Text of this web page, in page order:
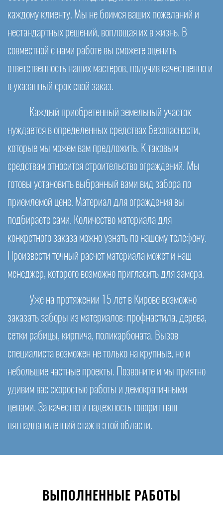
каждому клиенту. Мы не боимся ваших пожеланий и
нестандартных решений, воплощая их в жизнь. В
совместной с нами работе вы сможете оценить
ответственность наших мастеров, получив качественно и
в указанный срок свой заказ.
Каждый приобретенный земельный участок
нуждается в определенных средствах безопасности,
которые мы можем вам предложить. К таковым
средствам относится строительство ограждений. Мы
готовы установить выбранный вами вид забора по
приемлемой цене. Материал для ограждения вы
подбираете сами. Количество материала для
конкретного заказа можно узнать по нашему телефону.
Произвести точный расчет материала может и наш
менеджер, которого возможно пригласить для замера.
Уже на протяжении 15 лет в Кирове возможно
заказать заборы из материалов: профнастила, дерева,
сетки рабицы, кирпича, поликарбоната. Вызов
специалиста возможен не только на крупные, но и
небольшие частные проекты. Позвоните и мы приятно
удивим вас скоростью работы и демократичными
ценами. За качество и надежность говорит наш
пятнадцатилетний стаж в этой области.
ВЫПОЛНЕННЫЕ РАБОТЫ